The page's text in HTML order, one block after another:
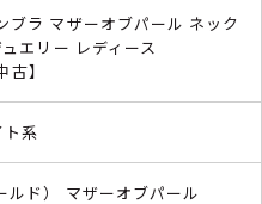
ブラ マザーオブパール ネック
エリー レディース
】
ト系
ルド） マザーオブパール